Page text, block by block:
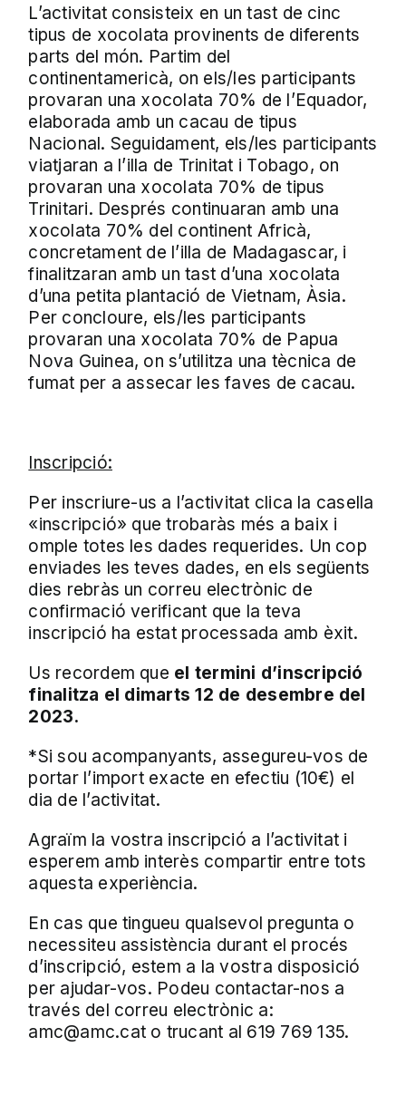
L’activitat consisteix en un tast de cinc
tipus de xocolata provinents de diferents
parts del món. Partim del
continentamericà, on els/les participants
provaran una xocolata 70% de l’Equador,
elaborada amb un cacau de tipus
Nacional. Seguidament, els/les participants
viatjaran a l’illa de Trinitat i Tobago, on
provaran una xocolata 70% de tipus
Trinitari. Després continuaran amb una
xocolata 70% del continent Africà,
concretament de l’illa de Madagascar, i
finalitzaran amb un tast d’una xocolata
d’una petita plantació de Vietnam, Àsia.
Per concloure, els/les participants
provaran una xocolata 70% de Papua
Nova Guinea, on s’utilitza una tècnica de
fumat per a assecar les faves de cacau.
Inscripció:
Per inscriure-us a l’activitat clica la casella
«inscripció» que trobaràs més a baix i
omple totes les dades requerides. Un cop
enviades les teves dades, en els següents
dies rebràs un correu electrònic de
confirmació verificant que la teva
inscripció ha estat processada amb èxit.
Us recordem que el termini d’inscripció
finalitza el dimarts 12 de desembre del
2023.
*Si sou acompanyants, assegureu-vos de
portar l’import exacte en efectiu (10€) el
dia de l’activitat.
Agraïm la vostra inscripció a l’activitat i
esperem amb interès compartir entre tots
aquesta experiència.
En cas que tingueu qualsevol pregunta o
necessiteu assistència durant el procés
d’inscripció, estem a la vostra disposició
per ajudar-vos. Podeu contactar-nos a
través del correu electrònic a:
amc@amc.cat o trucant al 619 769 135.